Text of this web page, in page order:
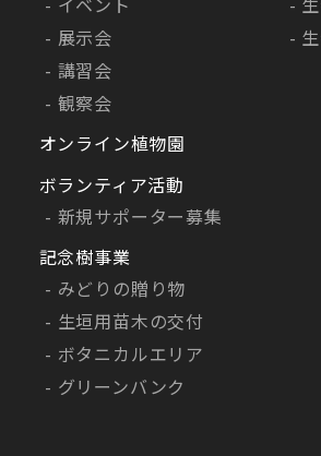
展示会
講習会
観察会
オンライン植物園
ボランティア活動
新規サポーター募集
記念樹事業
みどりの贈り物
生垣用苗木の交付
ボタニカルエリア
グリーンバンク